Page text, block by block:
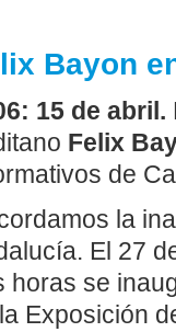
Bayon
15 de abril.
Felix
de
la
El 27
horas se
Exposición